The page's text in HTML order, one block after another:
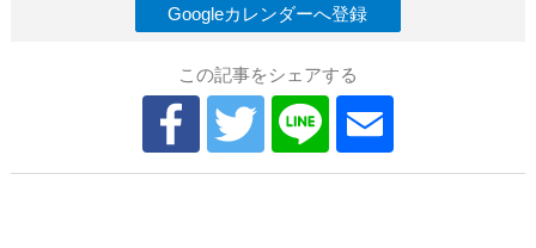
Googleカレンダーへ登録
この記事をシェアする